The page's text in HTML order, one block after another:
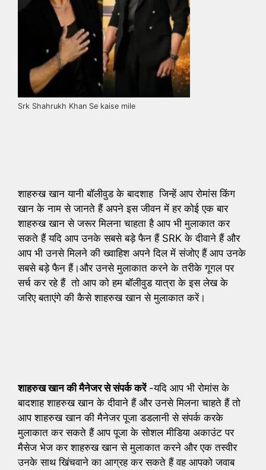
Srk Shahrukh Khan Se kaise mile
शाहरुख खान यानी बॉलीवुड के बादशाह जिन्हें आप रोमांस किंग
खान के नाम से जानते हैं अपने इस जीवन में हर कोई एक बार
शाहरुख खान से जरूर मिलना चाहता है आप भी मुलाकात कर
सकते हैं यदि आप उनके सबसे बड़े फैन हैं SRK के दीवाने हैं और
आप भी उनसे मिलने की ख्वाहिश अपने दिल में संजोए हैं आप उनके
सबसे बड़े फैन हैं।और उनसे मुलाकात करने के तरीके गूगल पर
सर्च कर रहे हैं तो आप को हम बॉलीवुड यात्रा के इस लेख के
जरिए बताएंगे की कैसे शाहरुख खान से मुलाकात करें।
शाहरुख खान की मैनेजर से संपर्क करें-यदि आप भी रोमांस के
बादशाह शाहरुख खान के दीवाने हैं और उनसे मिलना चाहते हैं तो
आप शाहरुख खान की मैनेजर पूजा डडलानी से संपर्क करके
मुलाकात कर सकते हैं आप पूजा के सोशल मीडिया अकाउंट पर
मैसेज भेज कर शाहरुख खान से मुलाकात करने और एक तस्वीर
उनके साथ खिंचवाने का आग्रह कर सकते हैं वह आपको जवाब